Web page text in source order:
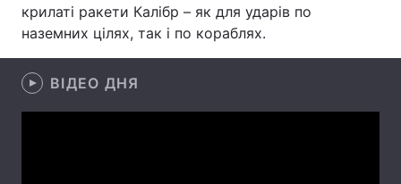
Екологія Регіони
Лонгріди
Відео з Youtube Статті
крилаті ракети Калібр – як для ударів по
наземних цілях, так і по кораблях.
ВІДЕО ДНЯ